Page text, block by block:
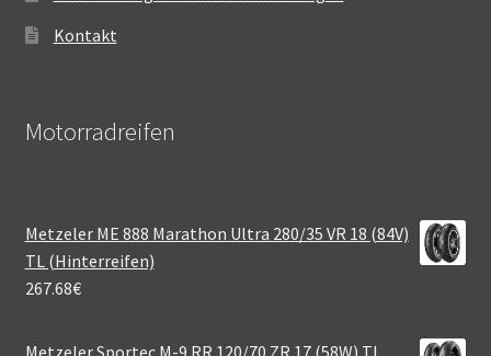
Kontakt
Motorradreifen
Metzeler ME 888 Marathon Ultra 280/35 VR 18 (84V)
TL (Hinterreifen)
267.68€
Metzeler Sportec M-9 RR 120/70 ZR 17 (58W) TL